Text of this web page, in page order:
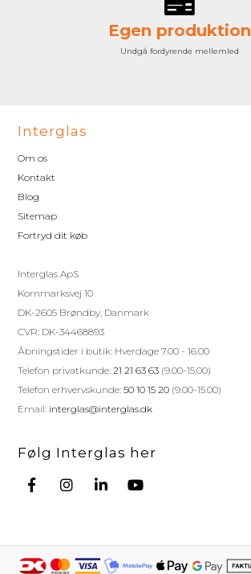
Egen produktion
Undgå fordyrende mellemled
Interglas
Om os
Kontakt
Blog
Sitemap
Fortryd dit køb
Interglas ApS
Kornmarksvej 10
DK-2605 Brøndby, Danmark
CVR: DK-34468893
Åbningstider i butik: Hverdage 7.00 - 16.00
Telefon privatkunde:21 21 63 63 (9.00-15.00)
Telefon erhvervskunde:50 10 15 20 (9.00-15.00)
Email: interglas@interglas.dk
Følg Interglas her